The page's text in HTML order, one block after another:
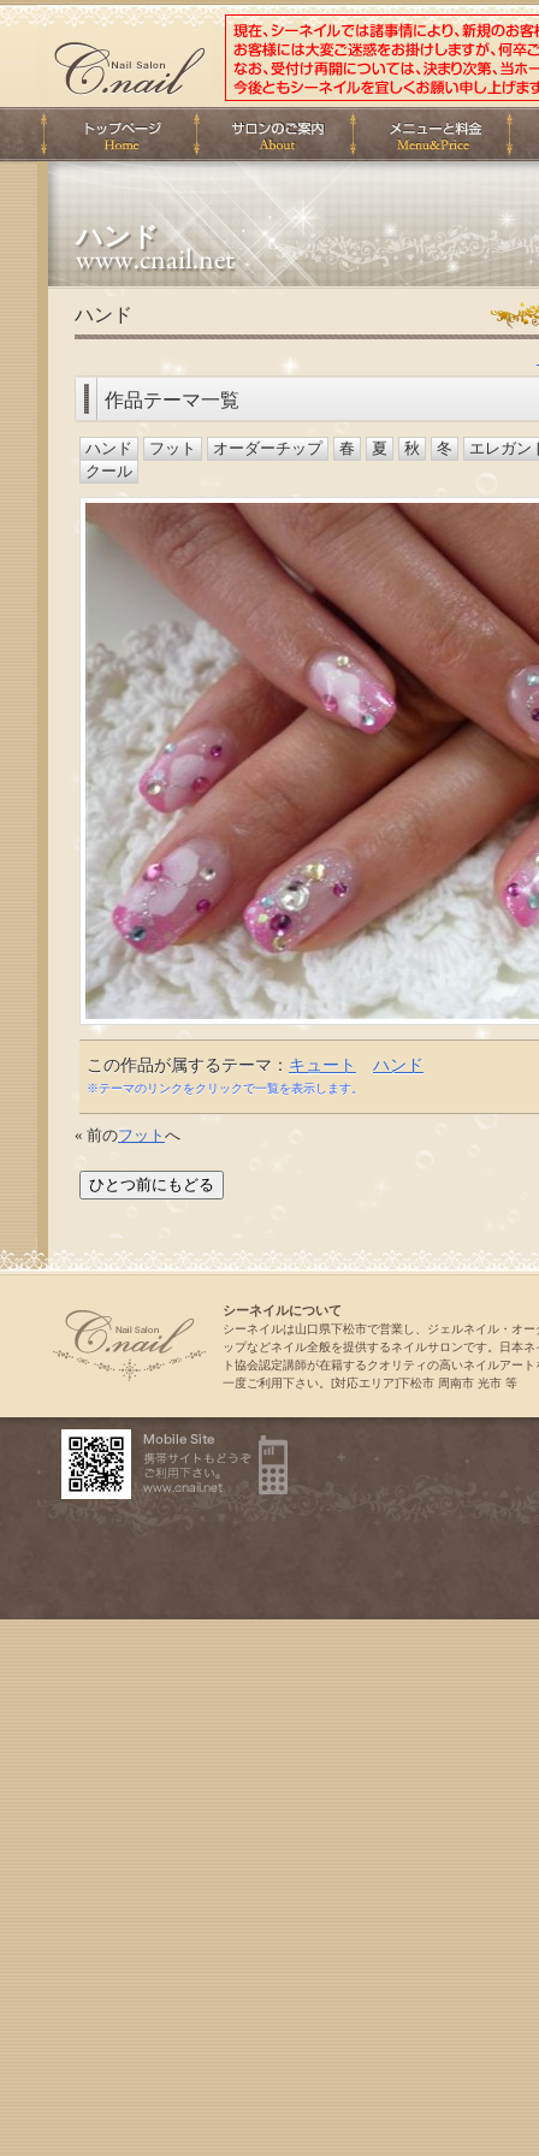
ハンド
ハンド
作品テーマ一覧
ハンド フット オーダーチップ 春 夏 秋 冬
エレガン
クール
この作品が属するテーマ： キュート ハンド
※テーマのリンクをクリックで一覧を表示します。
« 前のフット へ
シーネイルについて
シーネイルは山口県下松市で営業し、ジェルネイル・オー
ップなどネイル全般を提供するネイルサロンです。日本ネ
ト協会認定講師が在籍するクオリティの高いネイルアート
一度ご利用下さい。[対応エリア]下松市 周南市 光市 等